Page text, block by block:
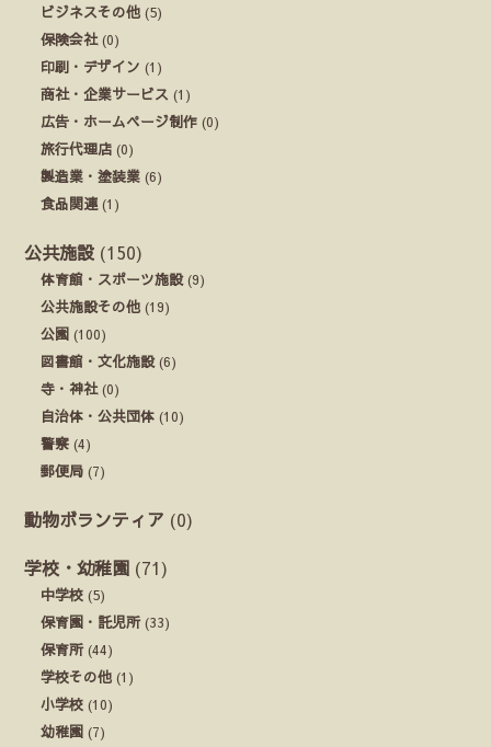
ビジネスその他 (5)
保険会社(0)
印刷・デザイン (1)
商社・企業サービス (1)
広告・ホームページ制作 (0)
旅行代理店 (0)
製造業・塗装業 (6)
食品関連 (1)
公共施設 (150)
体育館・スポーツ施設(9)
公共施設その他 (19)
公園 (100)
図書館・文化施設(6)
寺・神社(0)
自治体・公共団体 (10)
警察 (4)
郵便局 (7)
動物ボランティア (0)
学校・幼稚園 (71)
中学校 (5)
保育園・託児所(33)
保育所(44)
学校その他 (1)
小学校 (10)
幼稚園 (7)